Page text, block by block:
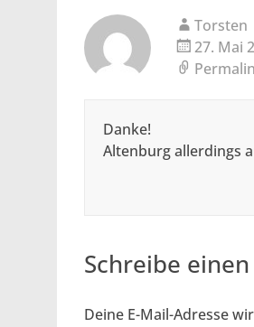
Torsten
27. Mai
Danke!
Altenburg allerdings
Schreibe
Deine E-Mail-Adresse